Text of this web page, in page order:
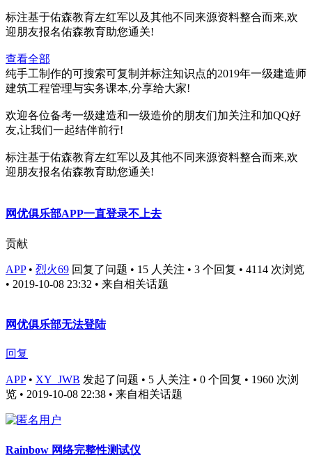
标注基于佑森教育左红军以及其他不同来源资料整合而来,欢
迎朋友报名佑森教育助您通关!
查看全部
纯手工制作的可搜索可复制并标注知识点的2019年一级建造师
建筑工程管理与实务课本,分享给大家!
欢迎各位备考一级建造和一级造价的朋友们加关注和加QQ好
友,让我们一起结伴前行!
标注基于佑森教育左红军以及其他不同来源资料整合而来,欢
迎朋友报名佑森教育助您通关!
网优俱乐部APP一直登录不上去
贡献
APP• 烈火69 回复了问题 • 15 人关注 • 3 个回复 • 4114 次浏览
• 2019-10-08 23:32 • 来自相关话题
网优俱乐部无法登陆
回复
APP• XY_JWB 发起了问题 • 5 人关注 • 0 个回复 • 1960 次浏
览 • 2019-10-08 22:38 • 来自相关话题
Rainbow 网络完整性测试仪